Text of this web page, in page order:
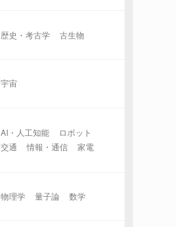
歴史・考古学 古生物
宇宙
AI・人工知能
ロボット
交通
情報・通信 家電
物理学 量子論 数学